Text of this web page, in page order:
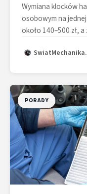
Wymiana klocków
osobowym na
około 140–500 zł,
PORADY